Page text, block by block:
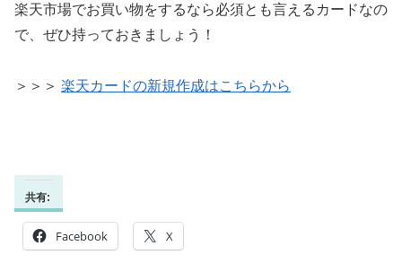
楽天市場でお買い物をするなら必須とも言えるカードなの
で、ぜひ持っておきましょう！
＞＞＞ 楽天カードの新規作成はこちらから
共有:
Facebook X